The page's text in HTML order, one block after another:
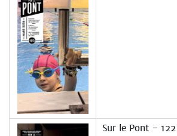
Sur le Pont - 122